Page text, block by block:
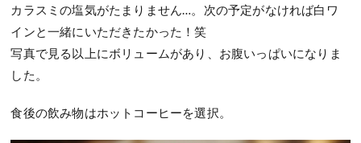
カラスミの塩気がたまりません…。次の予定がなければ白ワ
インと一緒にいただきたかった！笑
写真で見る以上にボリュームがあり、お腹いっぱいになりま
した。
食後の飲み物はホットコーヒーを選択。